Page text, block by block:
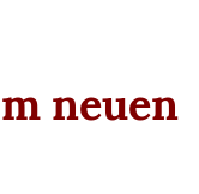
neuen